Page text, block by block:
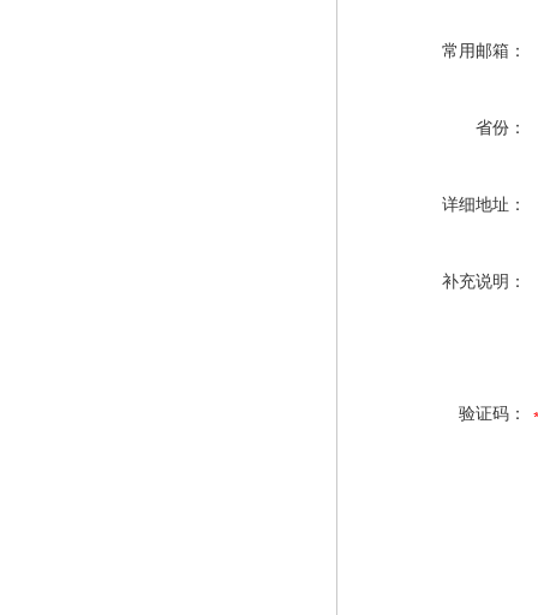
常用邮箱：
省份：
详细地址：
补充说明：
验证码：